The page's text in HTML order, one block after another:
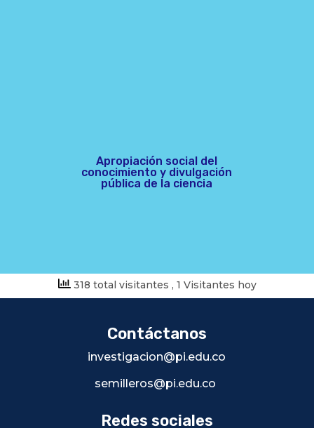
Apropiación social del
conocimiento y divulgación
pública de la ciencia
318 total visitantes , 1 Visitantes hoy
Contáctanos
investigacion@pi.edu.co
semilleros@pi.edu.co
Redes sociales